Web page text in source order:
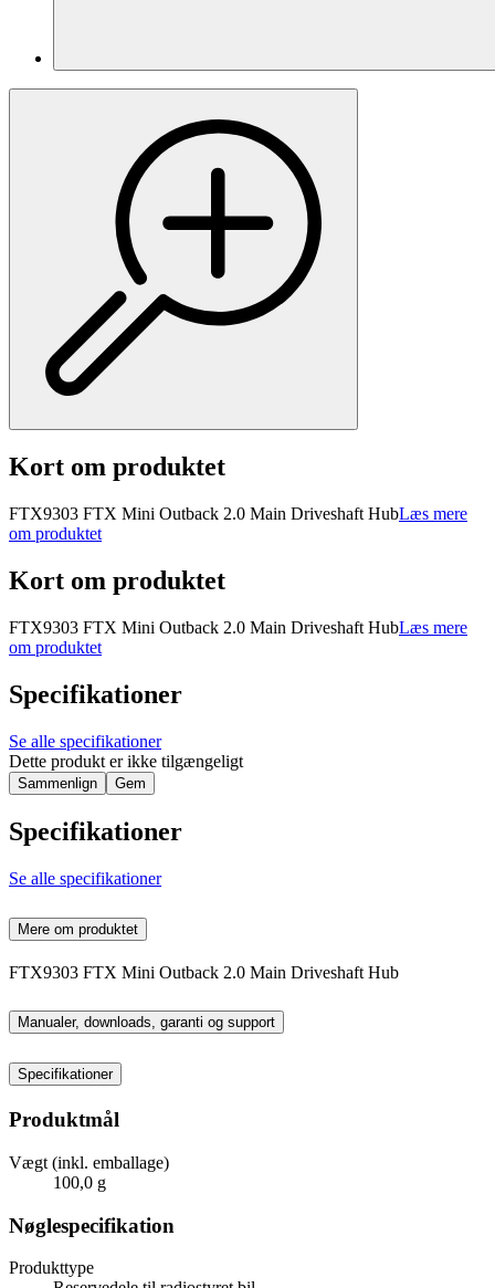
Kort om produktet
FTX9303 FTX Mini Outback 2.0 Main Driveshaft HubLæs mere
om produktet
Kort om produktet
FTX9303 FTX Mini Outback 2.0 Main Driveshaft HubLæs mere
om produktet
Specifikationer
Se alle specifikationer
Dette produkt er ikke tilgængeligt
Sammenlign Gem
Specifikationer
Se alle specifikationer
Mere om produktet
FTX9303 FTX Mini Outback 2.0 Main Driveshaft Hub
Manualer, downloads, garanti og support
Specifikationer
Produktmål
Vægt (inkl. emballage)
100,0 g
Nøglespecifikation
Produkttype